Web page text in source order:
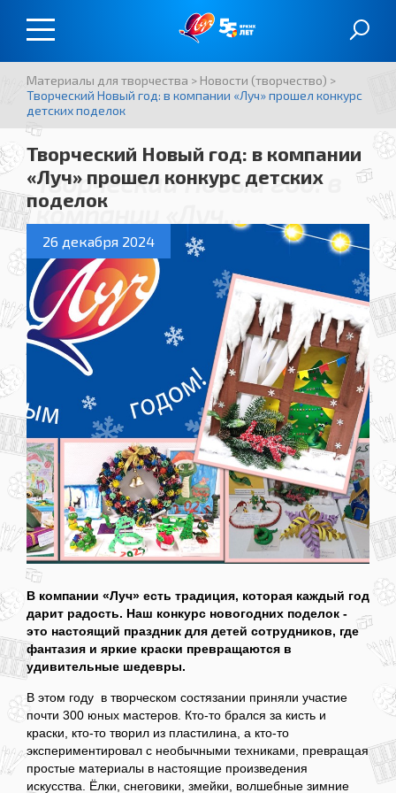
Материалы для творчества > Новости (творчество) >
Творческий Новый год: в компании «Луч» прошел конкурс
детских поделок
Творческий Новый год: в компании
«Луч» прошел конкурс детских
поделок
Творческий Новый год: в
компании «Луч...
26 декабря 2024
В компании «Луч» есть традиция, которая каждый год
дарит радость. Наш конкурс новогодних поделок -
это настоящий праздник для детей сотрудников, где
фантазия и яркие краски превращаются в
удивительные шедевры.
В этом году в творческом состязании приняли участие
почти 300 юных мастеров. Кто-то брался за кисть и
краски, кто-то творил из пластилина, а кто-то
экспериментировал с необычными техниками, превращая
простые материалы в настоящие произведения
искусства. Ёлки, снеговики, змейки, волшебные зимние